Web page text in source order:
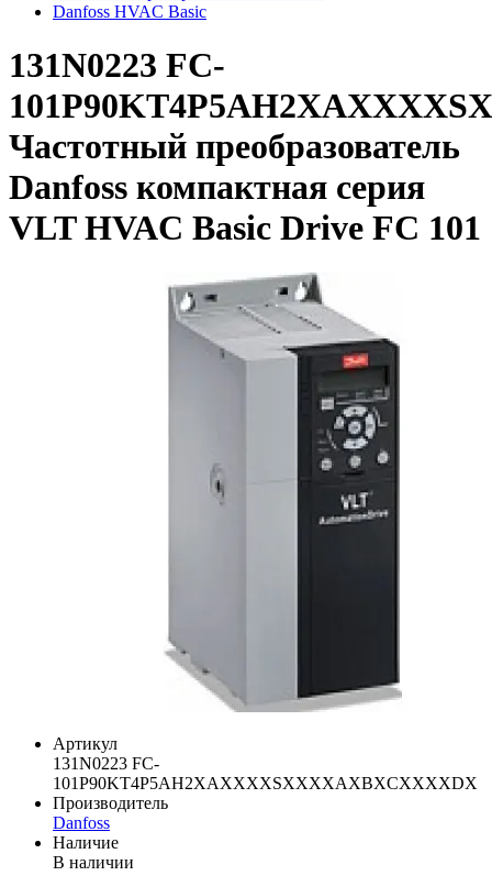
Danfoss HVAC Basic
131N0223 FC-
Частотный преобразователь
Danfoss компактная серия
VLT HVAC Basic Drive FC 101
Артикул
131N0223 FC-
101P90KT4P5AH2XAXXXXSXXXXAXBXCXXXXDX
Производитель
Danfoss
Наличие
В наличии